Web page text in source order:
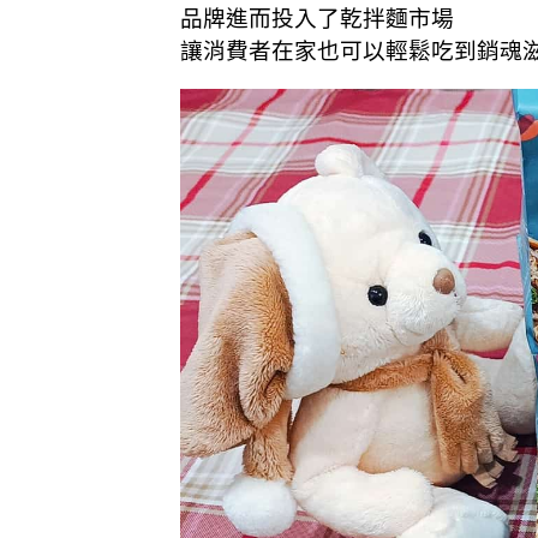
品牌進而投入了乾拌麵市場
讓消費者在家也可以輕鬆吃到銷魂